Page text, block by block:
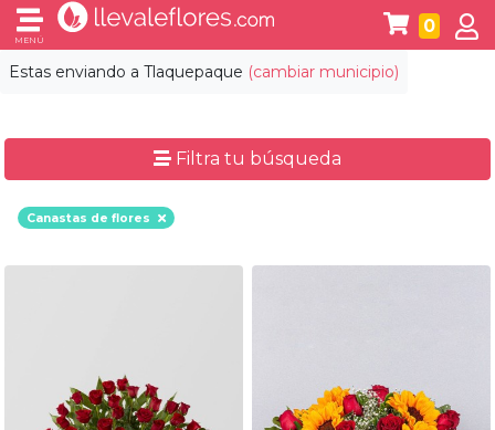
Estas enviando a Tlaquepaque (cambiar municipio)
MENÚ
0
Filtra tu búsqueda
Canastas de flores